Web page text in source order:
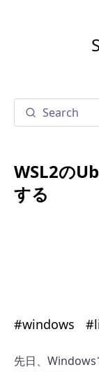
WSL2の
する
#windows #
先日、